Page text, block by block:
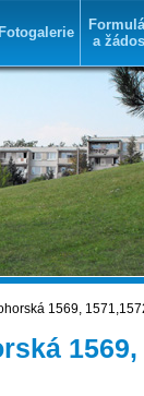
Fotogalerie
a
1569,
1569,